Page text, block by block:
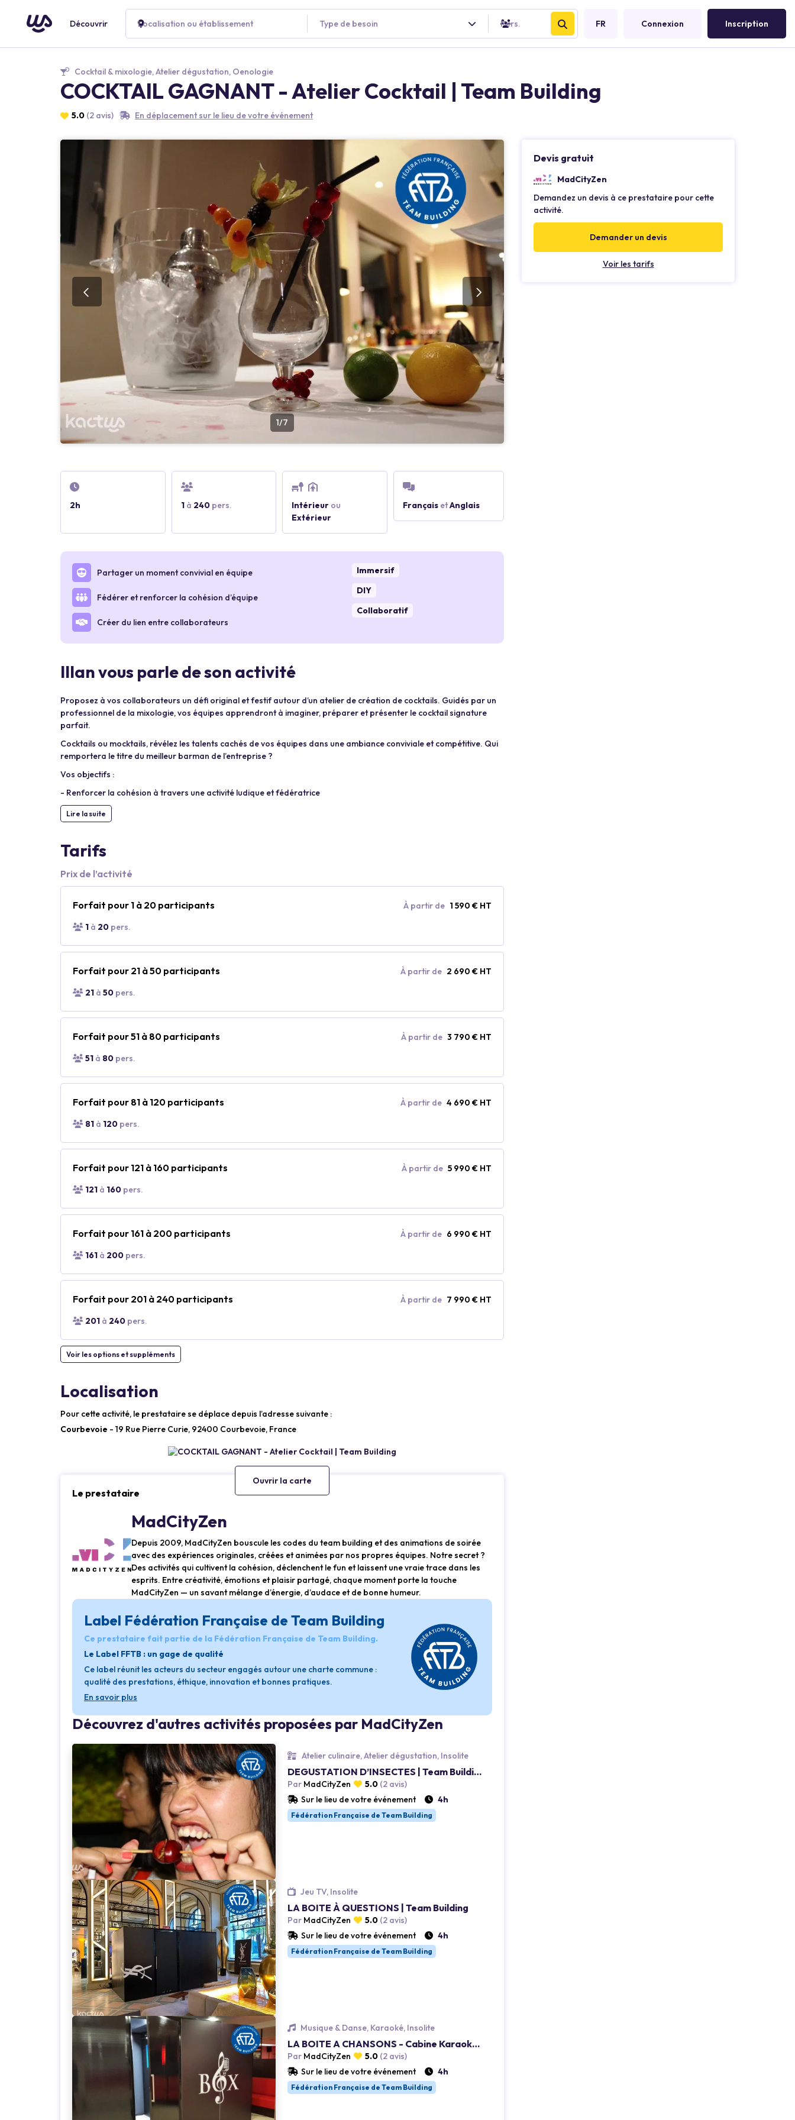
Découvrir Localisation ou établissement Type de besoin Pers. FR Connexion Inscription
Cocktail & mixologie, Atelier dégustation, Oenologie
COCKTAIL GAGNANT - Atelier Cocktail | Team Building
5.0 (2 avis) En déplacement sur le lieu de votre événement
1/7
Devis gratuit
MadCityZen
Demandez un devis à ce prestataire pour cette
activité.
Demander un devis
Voir les tarifs
2h 1à 240pers. Intérieur ou
Extérieur
FrançaisetAnglais
Partager un moment convivial en équipe
Fédérer et renforcer la cohésion d’équipe
Créer du lien entre collaborateurs
Immersif
DIY
Collaboratif
Illan vous parle de son activité
Proposez à vos collaborateurs un défi original et festif autour d’un atelier de création de cocktails. Guidés par un
professionnel de la mixologie, vos équipes apprendront à imaginer, préparer et présenter le cocktail signature
parfait.
Cocktails ou mocktails, révélez les talents cachés de vos équipes dans une ambiance conviviale et compétitive. Qui
remportera le titre du meilleur barman de l’entreprise ?
Vos objectifs :
- Renforcer la cohésion à travers une activité ludique et fédératrice
Lire la suite
Tarifs
Prix de l’activité
Forfait pour 1 à 20 participants À partir de 1 590 € HT
1 à 20 pers.
Forfait pour 21 à 50 participants À partir de 2 690 € HT
21 à 50 pers.
Forfait pour 51 à 80 participants À partir de 3 790 € HT
51 à 80 pers.
Forfait pour 81 à 120 participants À partir de 4 690 € HT
81 à 120 pers.
Forfait pour 121 à 160 participants À partir de 5 990 € HT
121 à 160 pers.
Forfait pour 161 à 200 participants À partir de 6 990 € HT
161 à 200 pers.
Forfait pour 201 à 240 participants À partir de 7 990 € HT
201 à 240 pers.
Voir les options et suppléments
Localisation
Pour cette activité, le prestataire se déplace depuis l’adresse suivante :
Courbevoie - 19 Rue Pierre Curie, 92400 Courbevoie, France
Ouvrir la carte
Le prestataire
MadCityZen
Depuis 2009, MadCityZen bouscule les codes du team building et des animations de soirée
avec des expériences originales, créées et animées par nos propres équipes. Notre secret ?
Des activités qui cultivent la cohésion, déclenchent le fun et laissent une vraie trace dans les
esprits. Entre créativité, émotions et plaisir partagé, chaque moment porte la touche
MadCityZen — un savant mélange d’énergie, d’audace et de bonne humeur.
Label Fédération Française de Team Building
Ce prestataire fait partie de la Fédération Française de Team Building.
Le Label FFTB : un gage de qualité
Ce label réunit les acteurs du secteur engagés autour une charte commune :
qualité des prestations, éthique, innovation et bonnes pratiques.
En savoir plus
Découvrez d'autres activités proposées par MadCityZen
Loading... Loading...
Atelier culinaire, Atelier dégustation, Insolite
DEGUSTATION D’INSECTES | Team Building
Par MadCityZen 5.0 (2 avis)
Sur le lieu de votre événement
4h
Fédération Française de Team Building
Loading... Loading...
Jeu TV, Insolite
LA BOITE À QUESTIONS | Team Building
Par MadCityZen 5.0 (2 avis)
Sur le lieu de votre événement
4h
Fédération Française de Team Building
Loading... Loading...
Musique & Danse, Karaoké, Insolite
LA BOITE A CHANSONS - Cabine Karaoke | Boite à chansons
Par MadCityZen 5.0 (2 avis)
Sur le lieu de votre événement
4h
Fédération Française de Team Building